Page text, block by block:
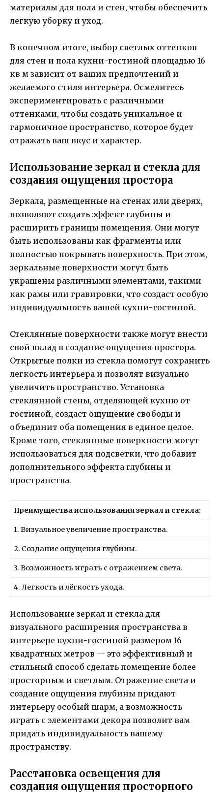
материалы для пола и стен, чтобы обеспечить
легкую уборку и уход.
В конечном итоге, выбор светлых оттенков
для стен и пола кухни-гостиной площадью 16
кв м зависит от ваших предпочтений и
желаемого стиля интерьера. Осмелитесь
экспериментировать с различными
оттенками, чтобы создать уникальное и
гармоничное пространство, которое будет
отражать ваш вкус и характер.
Использование зеркал и стекла для
создания ощущения простора
Зеркала, размещенные на стенах или дверях,
позволяют создать эффект глубины и
расширить границы помещения. Они могут
быть использованы как фрагменты или
полностью покрывать поверхность. При этом,
зеркальные поверхности могут быть
украшены различными элементами, такими
как рамы или гравировки, что создаст особую
индивидуальность вашей кухни-гостиной.
Стеклянные поверхности также могут внести
свой вклад в создание ощущения простора.
Открытые полки из стекла помогут сохранить
легкость интерьера и позволят визуально
увеличить пространство. Установка
стеклянной стены, отделяющей кухню от
гостиной, создаст ощущение свободы и
объединит оба помещения в единое целое.
Кроме того, стеклянные поверхности могут
использоваться для подсветки, что добавит
дополнительного эффекта глубины и
пространства.
Преимущества использования зеркал и стекла:
1. Визуальное увеличение пространства.
2. Создание ощущения глубины.
3. Возможность играть с отражением света.
4. Легкость и лёгкость ухода.
Использование зеркал и стекла для
визуального расширения пространства в
интерьере кухни-гостиной размером 16
квадратных метров — это эффективный и
стильный способ сделать помещение более
просторным и светлым. Отражение света и
создание ощущения глубины придают
интерьеру особый шарм, а возможность
играть с элементами декора позволит вам
придать индивидуальность вашему
пространству.
Расстановка освещения для
создания ощущения просторного